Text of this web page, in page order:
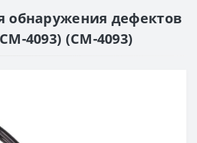
обнаружения дефектов
4093) (CM-4093)